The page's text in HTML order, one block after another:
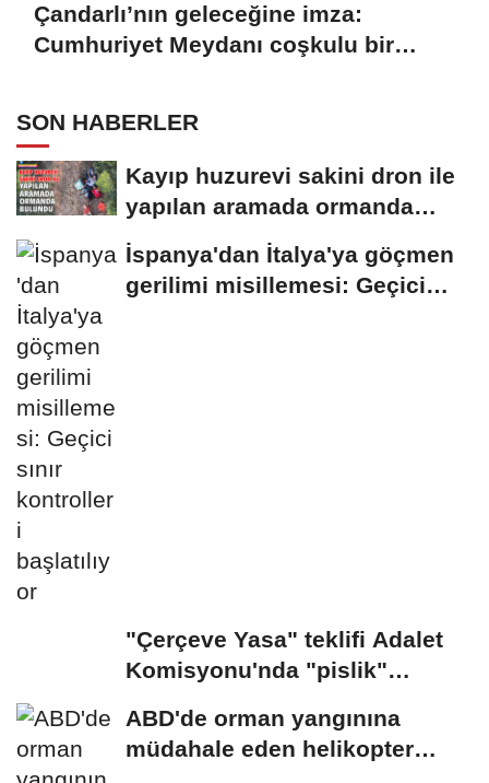
Çandarlı’nın geleceğine imza:
Cumhuriyet Meydanı coşkulu bir
SON HABERLER
Kayıp huzurevi sakini dron ile
yapılan aramada ormanda
bulundu
İspanya'dan İtalya'ya göçmen
gerilimi misillemesi: Geçici
"Çerçeve Yasa" teklifi Adalet
Komisyonu'nda "pislik"
ABD'de orman yangınına
müdahale eden helikopter